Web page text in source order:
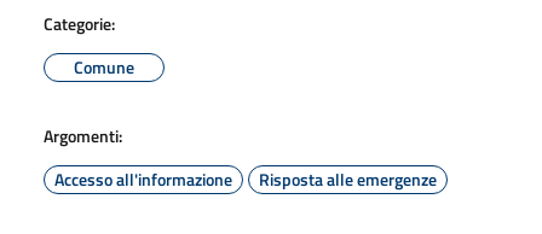
Categorie:
Comune
Argomenti:
Accesso all'informazione
Risposta alle emergenze